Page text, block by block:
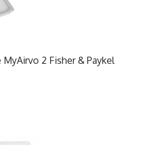
2 Fisher & Paykel